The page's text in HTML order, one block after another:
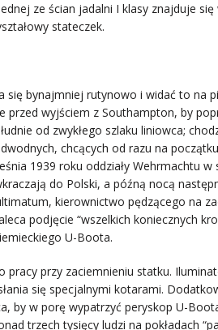
ze ścian jadalni I klasy znajduje się
stateczek.
się bynajmniej rutynowo i widać to na
przed wyjściem z Southampton, by
od zwykłego szlaku liniowca;
chcących od razu na
1939 roku oddziały Wehrmachtu w
do Polski, a późną nocą
kierownictwo pędzącego na
podjęcie “wszelkich koniecznych
U-Boota.
pracy przy zaciemnieniu statku.
się specjalnymi kotarami.
by w porę wypatrzyć peryskop U-
trzech tysięcy ludzi na pokładach